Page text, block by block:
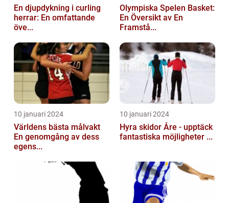
En djupdykning i curling
herrar: En omfattande
öve...
Olympiska Spelen Basket:
En Översikt av En
Framstå...
10 januari 2024
Världens bästa målvakt
En genomgång av dess
egens...
10 januari 2024
Hyra skidor Åre - upptäck
fantastiska möjligheter ...